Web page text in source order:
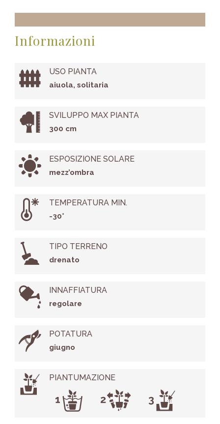
Informazioni
USO PIANTA
aiuola, solitaria
SVILUPPO MAX PIANTA
300 cm
ESPOSIZIONE SOLARE
mezz’ombra
TEMPERATURA MIN.
-30°
TIPO TERRENO
drenato
INNAFFIATURA
regolare
POTATURA
giugno
PIANTUMAZIONE